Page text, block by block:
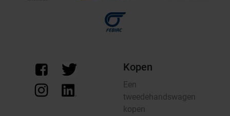
Kopen
Een
tweedehandswagen
kopen